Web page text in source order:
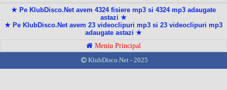
★ Pe KlubDisco.Net avem 4324 fisiere mp3 si 4324 mp3 adaugate
astazi ★
★ Pe KlubDisco.Net avem 23 videoclipuri mp3 si 23 videoclipuri mp3
adaugate astazi ★
Meniu Principal
KlubDisco.Net - 2025